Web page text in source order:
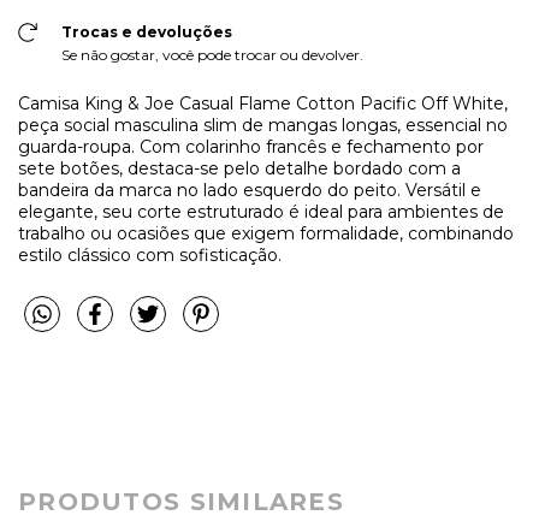
Trocas e devoluções
Se não gostar, você pode trocar ou devolver.
Camisa King & Joe Casual Flame Cotton Pacific Off White,
peça social masculina slim de mangas longas, essencial no
guarda-roupa. Com colarinho francês e fechamento por
sete botões, destaca-se pelo detalhe bordado com a
bandeira da marca no lado esquerdo do peito. Versátil e
elegante, seu corte estruturado é ideal para ambientes de
trabalho ou ocasiões que exigem formalidade, combinando
estilo clássico com sofisticação.
PRODUTOS SIMILARES